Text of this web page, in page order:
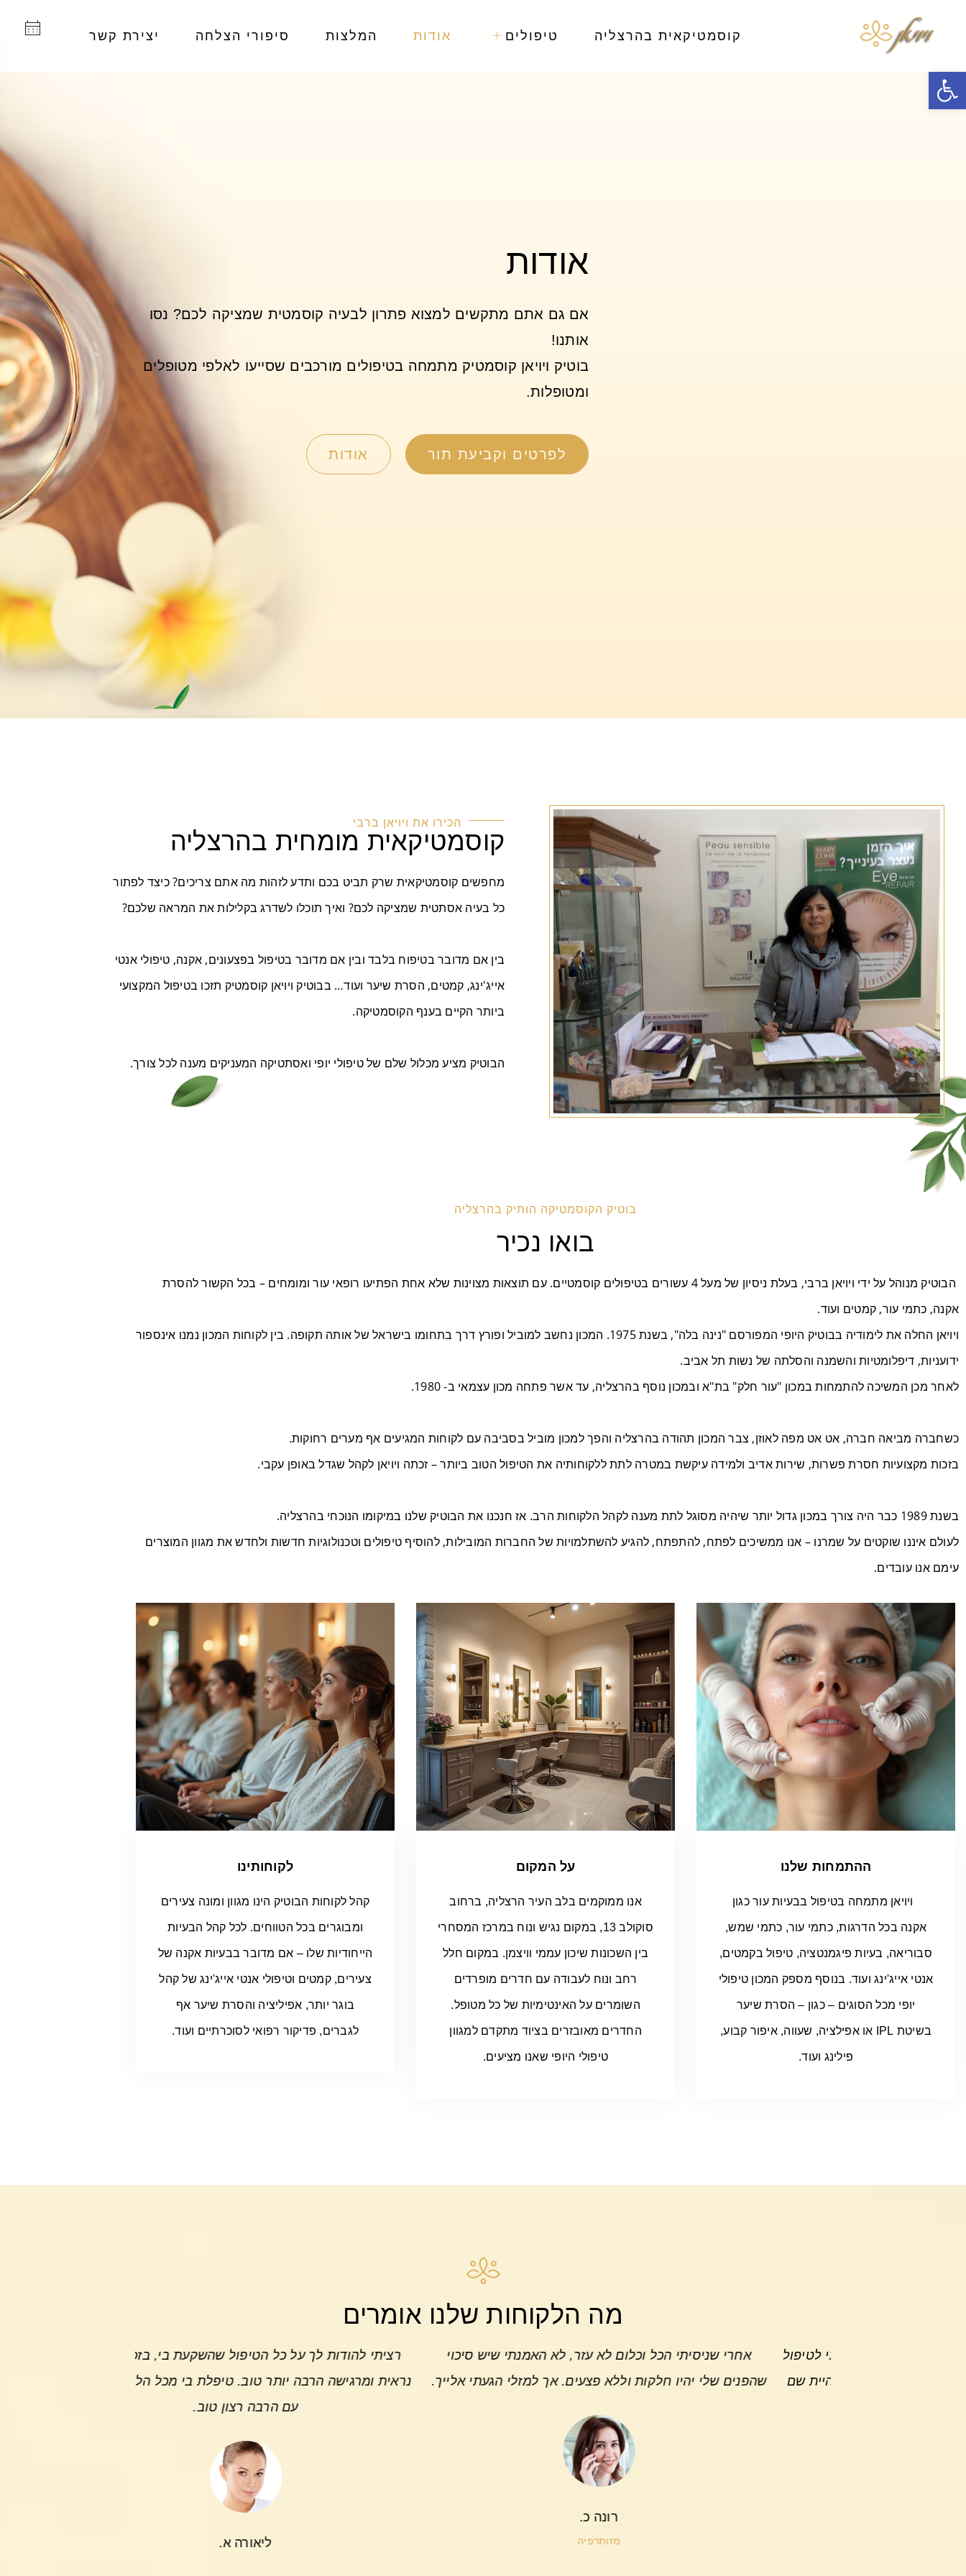
פתח סרגל נגישות
קוסמטיקאית בהרצליה טיפולים אודות המלצות סיפורי הצלחה יצירת קשר
אודות
אם גם אתם מתקשים למצוא פתרון לבעיה קוסמטית שמציקה לכם? נסו
אותנו!
בוטיק ויויאן קוסמטיק מתמחה בטיפולים מורכבים שסייעו לאלפי מטופלים
ומטופלות.
לפרטים וקביעת תור אודות
הכירו את ויויאן ברבי
קוסמטיקאית מומחית בהרצליה
מחפשים קוסמטיקאית שרק תביט בכם ותדע לזהות מה אתם צריכים? כיצד לפתור
כל בעיה אסתטית שמציקה לכם? ואיך תוכלו לשדרג בקלילות את המראה שלכם?
בין אם מדובר בטיפוח בלבד ובין אם מדובר בטיפול בפצעונים, אקנה, טיפולי אנטי
אייג'ינג, קמטים, הסרת שיער ועוד… בבוטיק ויויאן קוסמטיק תזכו בטיפול המקצועי
ביותר הקיים בענף הקוסמטיקה.
הבוטיק מציע מכלול שלם של טיפולי יופי ואסתטיקה המעניקים מענה לכל צורך.
בוטיק הקוסמטיקה הותיק בהרצליה
בואו נכיר
הבוטיק מנוהל על ידי ויויאן ברבי, בעלת ניסיון של מעל 4 עשורים בטיפולים קוסמטיים. עם תוצאות מצוינות שלא אחת הפתיעו רופאי עור ומומחים – בכל הקשור להסרת
אקנה, כתמי עור, קמטים ועוד.
ויויאן החלה את לימודיה בבוטיק היופי המפורסם "נינה בלה", בשנת 1975. המכון נחשב למוביל ופורץ דרך בתחומו בישראל של אותה תקופה. בין לקוחות המכון נמנו אינספור
ידועניות, דיפלומטיות והשמנה והסלתה של נשות תל אביב.
לאחר מכן המשיכה להתמחות במכון "עור חלק" בת"א ובמכון נוסף בהרצליה, עד אשר פתחה מכון עצמאי ב- 1980.
כשחברה מביאה חברה, אט אט מפה לאוזן, צבר המכון תהודה בהרצליה והפך למכון מוביל בסביבה עם לקוחות המגיעים אף מערים רחוקות.
בזכות מקצועיות חסרת פשרות, שירות אדיב ולמידה עיקשת במטרה לתת ללקוחותיה את הטיפול הטוב ביותר – זכתה ויויאן לקהל שגדל באופן עקבי.
בשנת 1989 כבר היה צורך במכון גדול יותר שיהיה מסוגל לתת מענה לקהל הלקוחות הרב. אז חנכנו את הבוטיק שלנו במיקומו הנוכחי בהרצליה.
לעולם איננו שוקטים על שמרנו – אנו ממשיכים לפתח, להתפתח, להגיע להשתלמויות של החברות המובילות, להוסיף טיפולים וטכנולוגיות חדשות ולחדש את מגוון המוצרים
עימם אנו עובדים.
ההתמחות שלנו
ויויאן מתמחה בטיפול בבעיות עור כגון
אקנה בכל הדרגות, כתמי עור, כתמי שמש,
סבוריאה, בעיות פיגמנטציה, טיפול בקמטים,
אנטי אייג'ינג ועוד. בנוסף מספק המכון טיפולי
יופי מכל הסוגים – כגון – הסרת שיער
בשיטת IPL או אפילציה, שעווה, איפור קבוע,
פילינג ועוד.
על המקום
אנו ממוקמים בלב העיר הרצליה, ברחוב
סוקולב 13, במקום נגיש ונוח במרכז המסחרי
בין השכונות שיכון עממי וויצמן. במקום חלל
רחב ונוח לעבודה עם חדרים מופרדים
השומרים על האינטימיות של כל מטופל.
החדרים מאובזרים בציוד מתקדם למגוון
טיפולי היופי שאנו מציעים.
לקוחותינו
קהל לקוחות הבוטיק הינו מגוון ומונה צעירים
ומבוגרים בכל הטווחים. לכל קהל הבעיות
הייחודיות שלו – אם מדובר בבעיות אקנה של
צעירים, קמטים וטיפולי אנטי אייג'ינג של קהל
בוגר יותר, אפיליציה והסרת שיער אף
לגברים, פדיקור רפואי לסוכרתיים ועוד.
מה הלקוחות שלנו אומרים
אחרי שניסיתי הכל וכלום לא עזר, לא האמנתי שיש סיכוי
שהפנים שלי יהיו חלקות וללא פצעים. אך למזלי הגעתי אלייך.
רציתי להודות לך על כל הטיפול שהשקעת בי, בזכותך אני
נראית ומרגישה הרבה יותר טוב. טיפלת בי מכל הלב והנשמה
עם הרבה רצון טוב.